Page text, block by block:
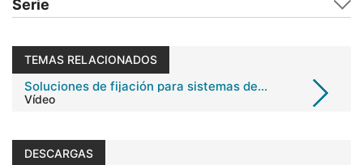
Serie
TEMAS RELACIONADOS
Soluciones de fijación para sistemas de hidrógeno con un solo resorte
Vídeo
DESCARGAS